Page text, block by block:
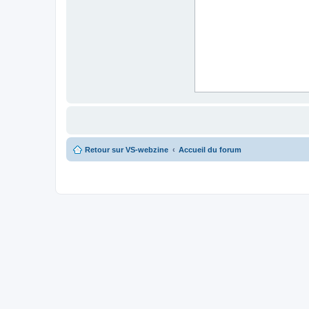
Retour sur VS-webzine Accueil du forum